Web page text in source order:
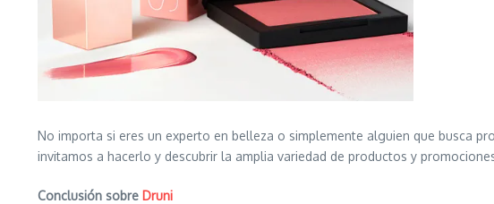
No importa si eres un experto en belleza o simplemente alguien que busca
invitamos a hacerlo y descubrir la amplia variedad de productos y
Conclusión sobre Druni